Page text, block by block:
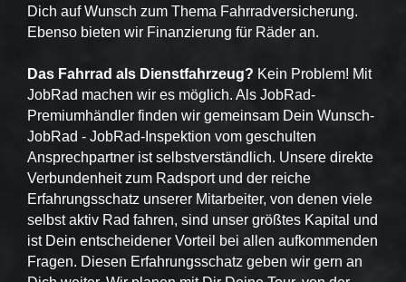
Dich auf Wunsch zum Thema Fahrradversicherung.
Ebenso bieten wir Finanzierung für Räder an.
Das Fahrrad als Dienstfahrzeug? Kein Problem! Mit
JobRad machen wir es möglich. Als JobRad-
Premiumhändler finden wir gemeinsam Dein Wunsch-
JobRad - JobRad-Inspektion vom geschulten
Ansprechpartner ist selbstverständlich. Unsere direkte
Verbundenheit zum Radsport und der reiche
Erfahrungsschatz unserer Mitarbeiter, von denen viele
selbst aktiv Rad fahren, sind unser größtes Kapital und
ist Dein entscheidener Vorteil bei allen aufkommenden
Fragen. Diesen Erfahrungsschatz geben wir gern an